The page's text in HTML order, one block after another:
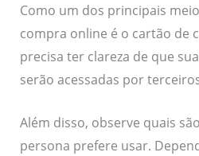
Como um dos principais
compra online é o cartão de
precisa ter clareza de que
serão acessadas por
Além disso, observe quais
persona prefere usar.